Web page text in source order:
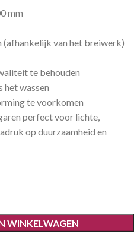
mm
(afhankelijk van het breiwerk)
te behouden
het wassen
te voorkomen
perfect voor lichte,
op duurzaamheid en
WINKELWAGEN